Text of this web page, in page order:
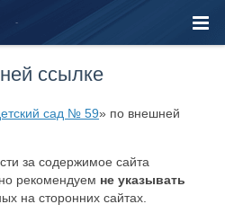
ссылке
сад № 59» по внешней
за содержимое сайта
рекомендуем не указывать
на сторонних сайтах.